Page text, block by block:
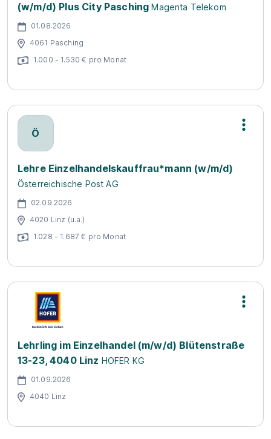
(w/m/d) Plus City Pasching Magenta Telekom
01.08.2026
4061 Pasching
1.000 - 1.530 € pro Monat
Ö
Lehre Einzelhandelskauffrau*mann (w/m/d)
Österreichische Post AG
02.09.2026
4020 Linz (u.a.)
1.028 - 1.687 € pro Monat
Lehrling im Einzelhandel (m/w/d) Blütenstraße
13-23, 4040 Linz HOFER KG
01.09.2026
4040 Linz